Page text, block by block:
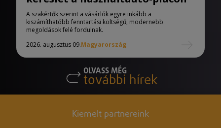
A szakértők szerint a vásárlók egyre inkább a
kiszámíthatóbb fenntartási költségű, modernebb
megoldások felé fordulnak.
2026. augusztus 09.Magyarország
OLVASS MÉG
további hírek
Kiemelt partnereink